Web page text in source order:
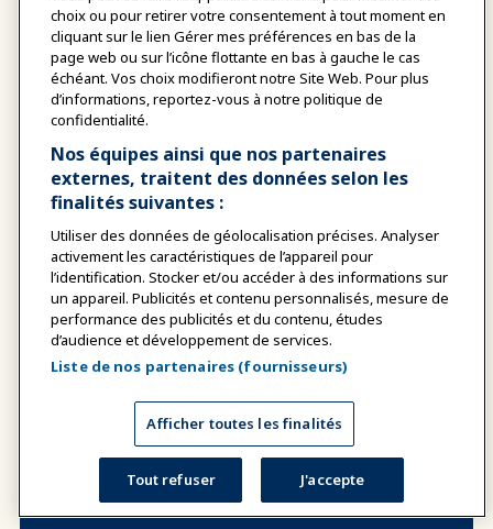
Découvrez qui contacter pour obtenir
de l'aide pour l'IAAPA Expo Europe.
SERVICES AUX VISITEURS
Le service d'accueil est là pour aider les membres
de l'IAAPA à répondre à leurs questions générales
ou à leurs préoccupations concernant l'expérience
de l'Expo. Que vous ayez besoin d'aide pour
l'inscription, l'accessibilité ou la navigation dans
l'événement, notre équipe est prête à vous aider.
Contacter le service d'accueil des
participants
choix ou pour retirer votre consentement à tout moment en
cliquant sur le lien Gérer mes préférences en bas de la
page web ou sur l’icône flottante en bas à gauche le cas
échéant. Vos choix modifieront notre Site Web. Pour plus
d’informations, reportez-vous à notre politique de
confidentialité.
Nos équipes ainsi que nos partenaires
externes, traitent des données selon les
finalités suivantes :
Utiliser des données de géolocalisation précises. Analyser
activement les caractéristiques de l’appareil pour
l’identification. Stocker et/ou accéder à des informations sur
un appareil. Publicités et contenu personnalisés, mesure de
performance des publicités et du contenu, études
d’audience et développement de services.
Liste de nos partenaires (fournisseurs)
Afficher toutes les finalités
Tout refuser J'accepte